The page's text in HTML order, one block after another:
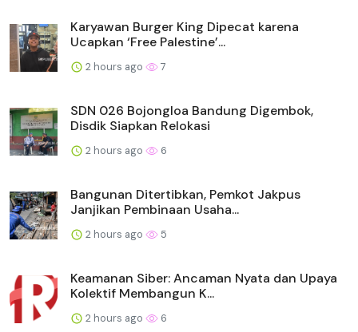
Karyawan Burger King Dipecat karena
Ucapkan ‘Free Palestine’...
2 hours ago 7
SDN 026 Bojongloa Bandung Digembok,
Disdik Siapkan Relokasi
2 hours ago 6
Bangunan Ditertibkan, Pemkot Jakpus
Janjikan Pembinaan Usaha...
2 hours ago 5
Keamanan Siber: Ancaman Nyata dan Upaya
Kolektif Membangun K...
2 hours ago 6